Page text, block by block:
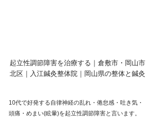
起立性調節障害を治療する｜倉敷市・岡山市
北区｜入江鍼灸整体院｜岡山県の整体と鍼灸
10代で好発する自律神経の乱れ・倦怠感・吐き気・
頭痛・めまい(眩暈)を起立性調節障害と言います。